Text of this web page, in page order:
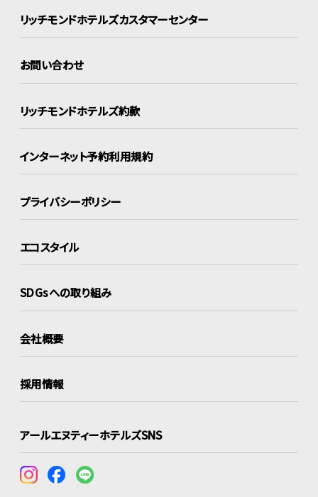
リッチモンドホテルズカスタマーセンター
お問い合わせ
リッチモンドホテルズ約款
インターネット予約利用規約
プライバシーポリシー
エコスタイル
SDGsへの取り組み
会社概要
採用情報
アールエヌティーホテルズSNS